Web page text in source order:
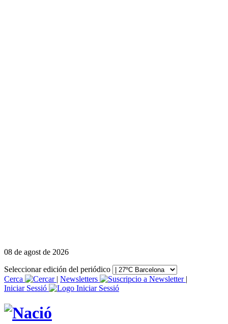
08 de agost de 2026
Seleccionar edición del periódico
Cerca
| Newsletters
|
Iniciar Sessió